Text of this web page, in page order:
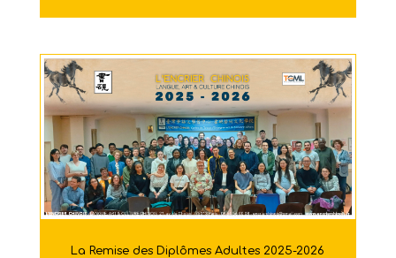
La Remise des Diplômes Adultes 2025-2026